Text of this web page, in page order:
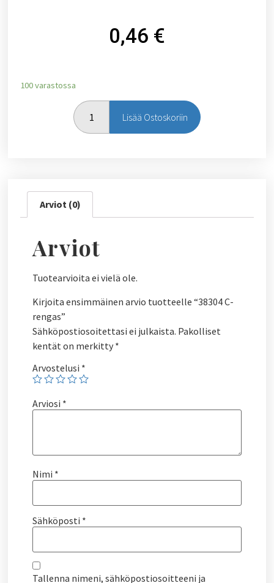
0,46 €
100 varastossa
Lisää Ostoskoriin
Arviot (0)
Arviot
Tuotearvioita ei vielä ole.
Kirjoita ensimmäinen arvio tuotteelle “38304 C-
rengas”
Sähköpostiosoitettasi ei julkaista. Pakolliset
kentät on merkitty *
Arvostelusi *
Arviosi *
Nimi *
Sähköposti *
Tallenna nimeni, sähköpostiosoitteeni ja